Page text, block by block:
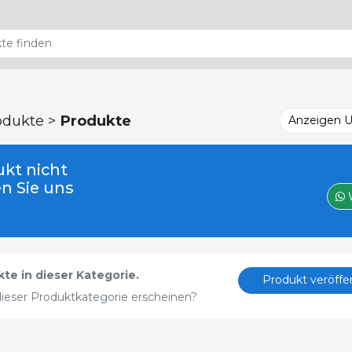
> Produkte Anzeigen
nicht
Sie uns
in dieser Kategorie.
Produktkategorie erscheinen?
Produkt